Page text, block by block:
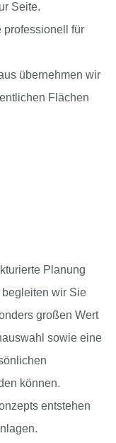
Seite.
professionell für
übernehmen wir
Flächen
Planung
begleiten wir Sie
großen Wert
sowie eine
können.
entstehen